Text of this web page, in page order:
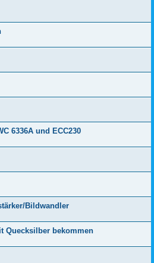
6336A und ECC230
Bildwandler
Quecksilber bekommen